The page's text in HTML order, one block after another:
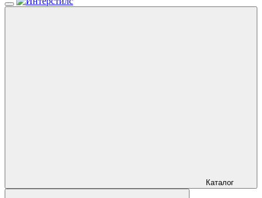
Каталог